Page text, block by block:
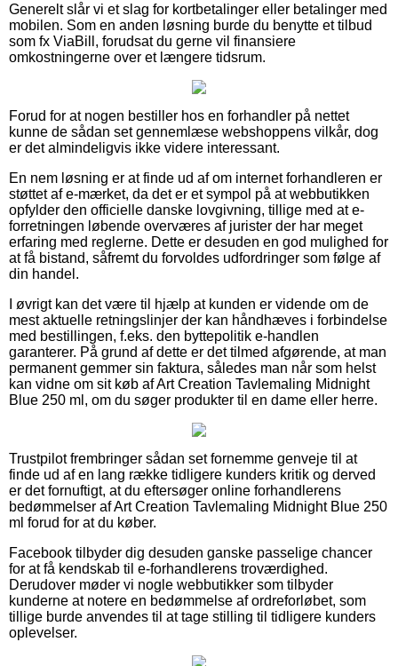
Generelt slår vi et slag for kortbetalinger eller betalinger med
mobilen. Som en anden løsning burde du benytte et tilbud
som fx ViaBill, forudsat du gerne vil finansiere
omkostningerne over et længere tidsrum.
Forud for at nogen bestiller hos en forhandler på nettet
kunne de sådan set gennemlæse webshoppens vilkår, dog
er det almindeligvis ikke videre interessant.
En nem løsning er at finde ud af om internet forhandleren er
støttet af e-mærket, da det er et sympol på at webbutikken
opfylder den officielle danske lovgivning, tillige med at e-
forretningen løbende overværes af jurister der har meget
erfaring med reglerne. Dette er desuden en god mulighed for
at få bistand, såfremt du forvoldes udfordringer som følge af
din handel.
I øvrigt kan det være til hjælp at kunden er vidende om de
mest aktuelle retningslinjer der kan håndhæves i forbindelse
med bestillingen, f.eks. den byttepolitik e-handlen
garanterer. På grund af dette er det tilmed afgørende, at man
permanent gemmer sin faktura, således man når som helst
kan vidne om sit køb af Art Creation Tavlemaling Midnight
Blue 250 ml, om du søger produkter til en dame eller herre.
Trustpilot frembringer sådan set fornemme genveje til at
finde ud af en lang række tidligere kunders kritik og derved
er det fornuftigt, at du eftersøger online forhandlerens
bedømmelser af Art Creation Tavlemaling Midnight Blue 250
ml forud for at du køber.
Facebook tilbyder dig desuden ganske passelige chancer
for at få kendskab til e-forhandlerens troværdighed.
Derudover møder vi nogle webbutikker som tilbyder
kunderne at notere en bedømmelse af ordreforløbet, som
tillige burde anvendes til at tage stilling til tidligere kunders
oplevelser.